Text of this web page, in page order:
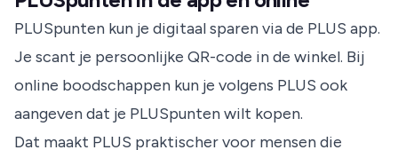
PLUSpunten kun je digitaal sparen via de PLUS app.
Je scant je persoonlijke QR-code in de winkel. Bij
online boodschappen kun je volgens PLUS ook
aangeven dat je PLUSpunten wilt kopen.
Dat maakt PLUS praktischer voor mensen die